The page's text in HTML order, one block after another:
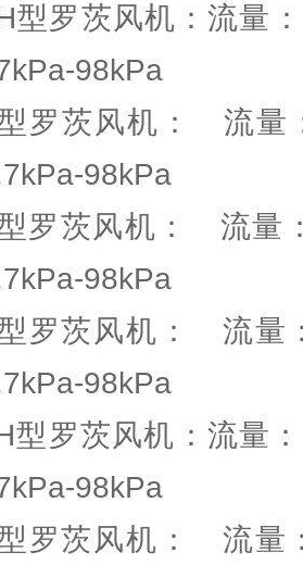
型罗茨风机：流量
98kPa
罗茨风机： 流量
98kPa
型罗茨风机： 流
98kPa
罗茨风机： 流量
98kPa
型罗茨风机：流量
98kPa
罗茨风机： 流量